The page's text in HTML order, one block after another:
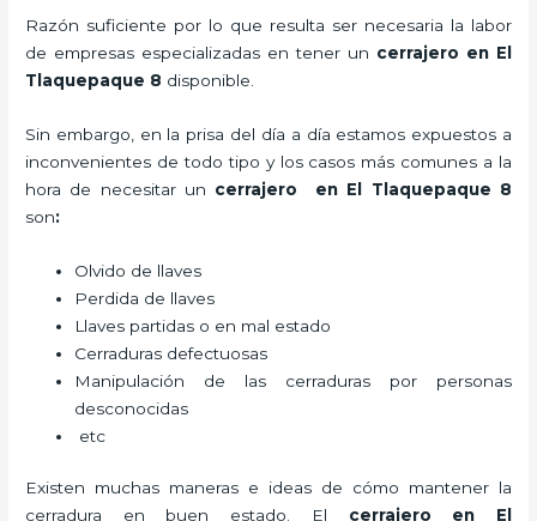
Razón suficiente por lo que resulta ser necesaria la labor
de empresas especializadas en tener un cerrajero en El
Tlaquepaque 8 disponible.
Sin embargo, en la prisa del día a día estamos expuestos a
inconvenientes de todo tipo y los casos más comunes a la
hora de necesitar un cerrajero en El Tlaquepaque 8
son:
Olvido de llaves
Perdida de llaves
Llaves partidas o en mal estado
Cerraduras defectuosas
Manipulación de las cerraduras por personas
desconocidas
etc
Existen muchas maneras e ideas de cómo mantener la
cerradura en buen estado. El cerrajero en El